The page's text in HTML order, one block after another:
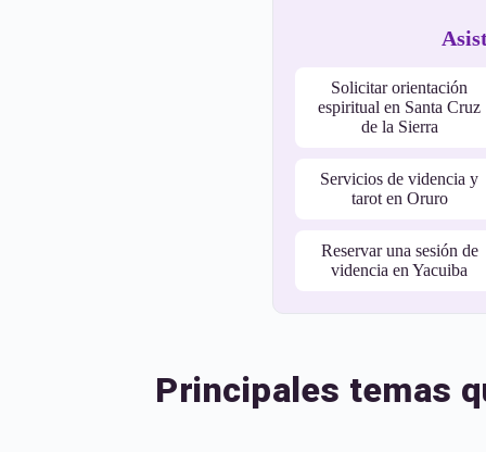
Solicitar orientación
espiritual en Santa Cruz
de la Sierra
Servicios de videncia y
tarot en Oruro
Reservar una sesión de
videncia en Yacuiba
Principales temas